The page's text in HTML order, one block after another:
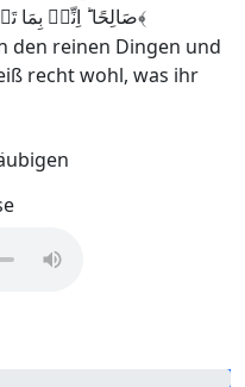
صَالِحًا ؕ اِنِّیۡ بِمَا تَعۡمَلُوۡنَ عَلِیۡمٌ ﴿ؕ۵۲﴾
den reinen Dingen und
recht wohl, was ihr